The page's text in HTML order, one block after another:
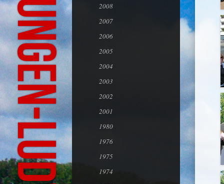
2008
2007
2006
2005
2004
2003
2002
2001
1980
1976
1975
1974